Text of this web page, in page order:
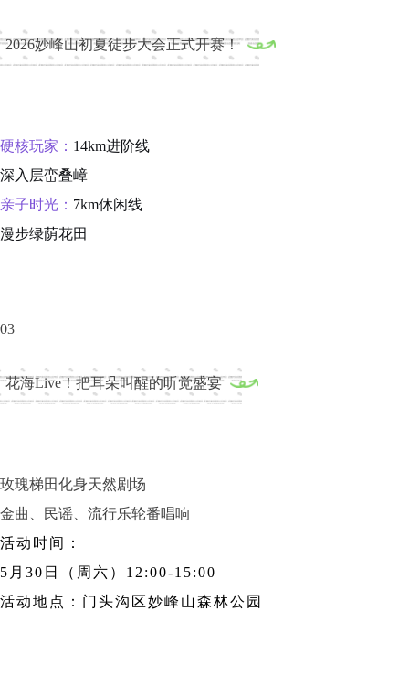
2026妙峰山初夏徒步大会正式开赛！
硬核玩家 ： 14km进阶线
深入层峦叠嶂
亲子时光 ： 7km休闲线
漫步绿荫花田
03
花海Live！把耳朵叫醒的听觉盛宴
玫瑰梯田化身天然剧场
金曲、民谣、流行乐轮番唱响
活动时间：
5月30日（周六）12:00-15:00
活动地点：门头沟区妙峰山森林公园